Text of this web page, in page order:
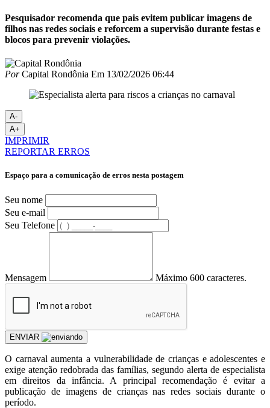
Pesquisador recomenda que pais evitem publicar imagens de
filhos nas redes sociais e reforcem a supervisão durante festas e
blocos para prevenir violações.
PorCapital Rondônia Em 13/02/2026 06:44
A-
A+
IMPRIMIR
REPORTAR ERROS
Espaço para a comunicação de erros nesta postagem
Seu nome
Seu e-mail
Seu Telefone
Mensagem Máximo 600 caracteres.
ENVIAR
O carnaval aumenta a vulnerabilidade de crianças e adolescentes e
exige atenção redobrada das famílias, segundo alerta de especialista
em direitos da infância. A principal recomendação é evitar a
publicação de imagens de crianças nas redes sociais durante o
período.